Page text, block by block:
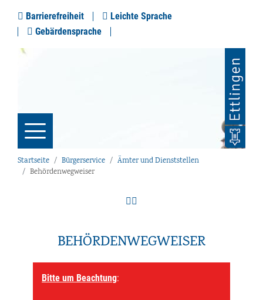
Barrierefreiheit
Leichte Sprache
Gebärdensprache
Startseite Bürgerservice
Ämter und Dienststellen
Behördenwegweiser
BEHÖRDENWEGWEISER
Bitte um Beachtung: